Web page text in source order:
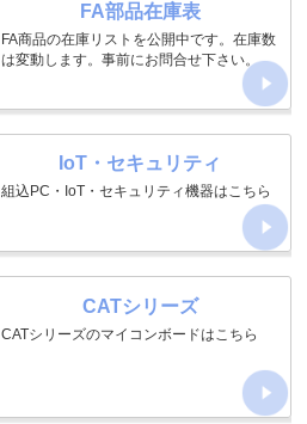
FA部品在庫表
FA商品の在庫リストを公開中です。在庫数
は変動します。事前にお問合せ下さい。
IoT・セキュリティ
組込PC・IoT・セキュリティ機器はこちら
CATシリーズ
CATシリーズのマイコンボードはこちら